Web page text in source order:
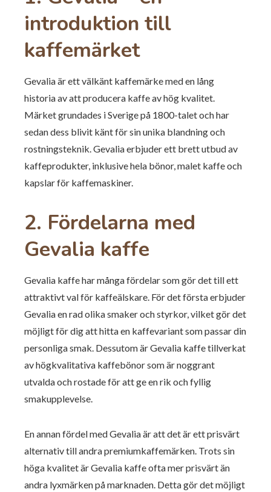
introduktion till
kaffemärket
Gevalia är ett välkänt kaffemärke med en lång
historia av att producera kaffe av hög kvalitet.
Märket grundades i Sverige på 1800-talet och har
sedan dess blivit känt för sin unika blandning och
rostningsteknik. Gevalia erbjuder ett brett utbud av
kaffeprodukter, inklusive hela bönor, malet kaffe och
kapslar för kaffemaskiner.
2. Fördelarna med
Gevalia kaffe
Gevalia kaffe har många fördelar som gör det till ett
attraktivt val för kaffeälskare. För det första erbjuder
Gevalia en rad olika smaker och styrkor, vilket gör det
möjligt för dig att hitta en kaffevariant som passar din
personliga smak. Dessutom är Gevalia kaffe tillverkat
av högkvalitativa kaffebönor som är noggrant
utvalda och rostade för att ge en rik och fyllig
smakupplevelse.
En annan fördel med Gevalia är att det är ett prisvärt
alternativ till andra premiumkaffemärken. Trots sin
höga kvalitet är Gevalia kaffe ofta mer prisvärt än
andra lyxmärken på marknaden. Detta gör det möjligt